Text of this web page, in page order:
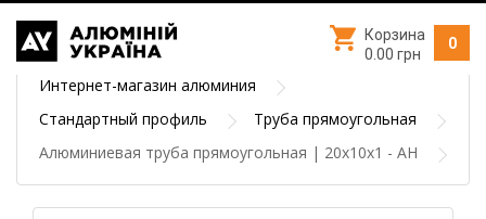
0
Корзина
0.00 грн
Интернет-магазин алюминия
Стандартный профиль
Труба прямоугольная
Алюминиевая труба прямоугольная | 20х10х1 - АН